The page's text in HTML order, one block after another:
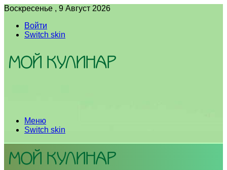
Воскресенье , 9 Август 2026
Войти
Switch skin
Меню
Switch skin